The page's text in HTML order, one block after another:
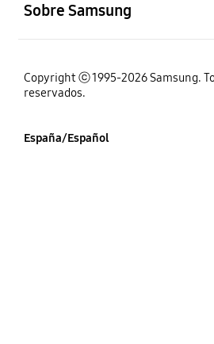
Sobre Samsung
Copyright ⓒ 1995-2026 Samsung.
reservados.
España/Español